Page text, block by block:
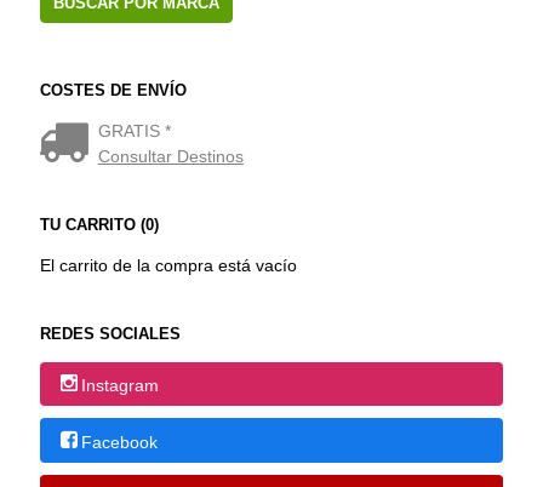
COSTES DE ENVÍO
GRATIS *
Consultar Destinos
TU CARRITO (0)
El carrito de la compra está vacío
REDES SOCIALES
Instagram
Facebook